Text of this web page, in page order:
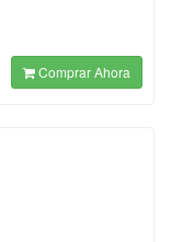
Comprar Ahora